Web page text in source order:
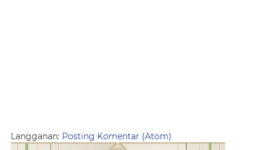
Langganan: Posting Komentar (Atom)